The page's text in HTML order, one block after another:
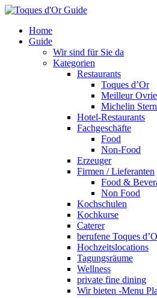
Home
Guide
Wir sind für Sie da
Kategorien
Restaurants
Toques d’Or
Meilleur
Michelin Stern
Hotel-Restaurants
Fachgeschäfte
Food
Non-Food
Erzeuger
Firmen / Lieferanten
Food &
Non Food
Kochschulen
Kochkurse
Caterer
berufene Toques
Hochzeitslocations
Tagungsräume
Wellness
private fine dining
Wir bieten -Menu